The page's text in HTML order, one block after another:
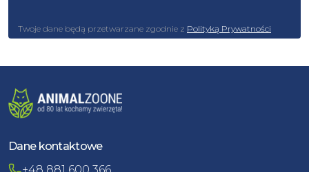
Twoje dane będą przetwarzane zgodnie z Polityką Prywatności
Dane kontaktowe